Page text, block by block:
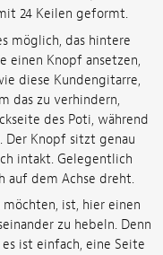
24 Keilen geformt.
möglich, das hintere
einen Knopf ansetzen,
diese Kundengitarre,
das zu verhindern,
des Poti, während
Der Knopf sitzt genau
intakt. Gelegentlich
auf dem Achse dreht.
ist, hier einen
zu hebeln. Denn
ist einfach, eine Seite